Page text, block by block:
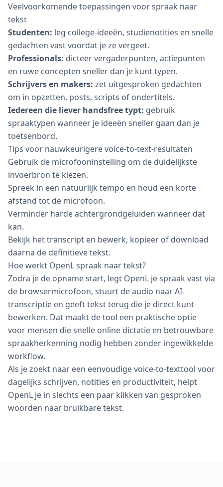
Veelvoorkomende toepassingen voor spraak naar
tekst
Studenten: leg college-ideeën, studienotities en snelle
gedachten vast voordat je ze vergeet.
Professionals: dicteer vergaderpunten, actiepunten
en ruwe concepten sneller dan je kunt typen.
Schrijvers en makers: zet uitgesproken gedachten
om in opzetten, posts, scripts of ondertitels.
Iedereen die liever handsfree typt: gebruik
spraaktypen wanneer je ideeën sneller gaan dan je
toetsenbord.
Tips voor nauwkeurigere voice-to-text-resultaten
Gebruik de microfooninstelling om de duidelijkste
invoerbron te kiezen.
Spreek in een natuurlijk tempo en houd een korte
afstand tot de microfoon.
Verminder harde achtergrondgeluiden wanneer dat
kan.
Bekijk het transcript en bewerk, kopieer of download
daarna de definitieve tekst.
Hoe werkt OpenL spraak naar tekst?
Zodra je de opname start, legt OpenL je spraak vast via
de browsermicrofoon, stuurt de audio naar AI-
transcriptie en geeft tekst terug die je direct kunt
bewerken. Dat maakt de tool een praktische optie
voor mensen die snelle online dictatie en betrouwbare
spraakherkenning nodig hebben zonder ingewikkelde
workflow.
Als je zoekt naar een eenvoudige voice-to-texttool voor
dagelijks schrijven, notities en productiviteit, helpt
OpenL je in slechts een paar klikken van gesproken
woorden naar bruikbare tekst.